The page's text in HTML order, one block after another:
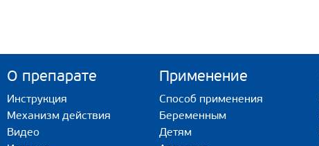
О препарате
Инструкция
Механизм действия
Видео
Применение
Способ применения
Беременным
Детям